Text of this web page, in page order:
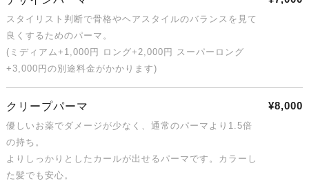
スタイリスト判断で骨格やヘアスタイルのバランスを見て
良くするためのパーマ。
(ミディアム+1,000円 ロング+2,000円 スーパーロング
+3,000円の別途料金がかかります)
クリープパーマ
優しいお薬でダメージが少なく、通常のパーマより1.5倍
の持ち。
よりしっかりとしたカールが出せるパーマです。カラーし
た髪でも安心。
¥8,000